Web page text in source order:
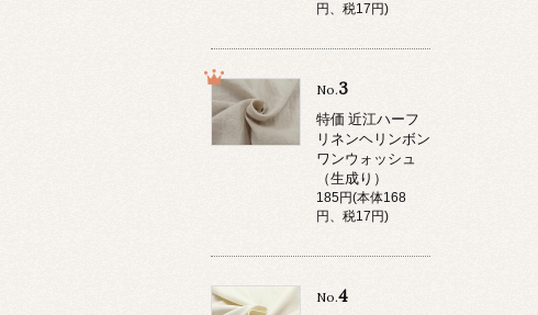
円、税17円)
No.3
特価 近江ハーフ
リネンヘリンボン
ワンウォッシュ
（生成り）
185円(本体168
円、税17円)
No.4